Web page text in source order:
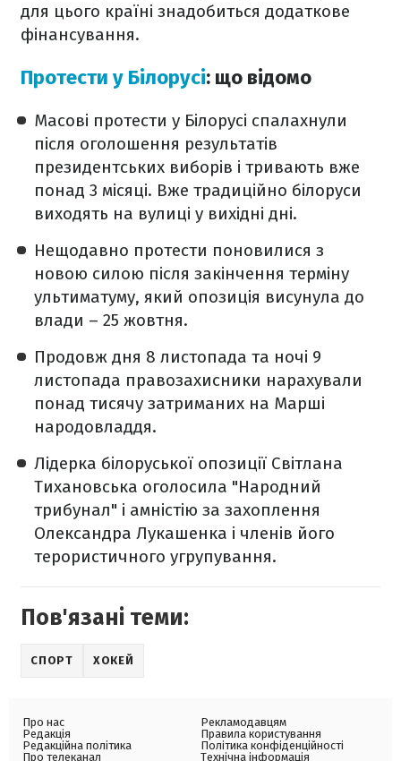
для цього країні знадобиться додаткове
фінансування.
Протести у Білорусі: що відомо
Масові протести у Білорусі спалахнули
після оголошення результатів
президентських виборів і тривають вже
понад 3 місяці. Вже традиційно білоруси
виходять на вулиці у вихідні дні.
Нещодавно протести поновилися з
новою силою після закінчення терміну
ультиматуму, який опозиція висунула до
влади – 25 жовтня.
Продовж дня 8 листопада та ночі 9
листопада правозахисники нарахували
понад тисячу затриманих на Марші
народовладдя.
Лідерка білоруської опозиції Світлана
Тихановська оголосила "Народний
трибунал" і амністію за захоплення
Олександра Лукашенка і членів його
терористичного угрупування.
Пов'язані теми:
СПОРТ ХОКЕЙ
Про нас
Редакція
Редакційна політика
Про телеканал
Рекламодавцям
Правила користування
Політика конфіденційності
Технічна інформація